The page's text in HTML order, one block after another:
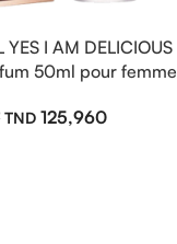
YES I AM DELICIOUS
50ml pour femme
125,960